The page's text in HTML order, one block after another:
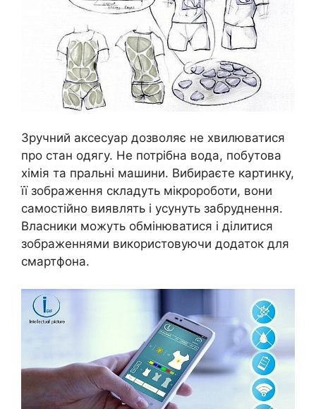
Зручний аксесуар дозволяє не хвилюватися
про стан одягу. Не потрібна вода, побутова
хімія та пральні машини. Вибираєте картинку,
її зображення складуть мікророботи, вони
самостійно виявлять і усунуть забруднення.
Власники можуть обмінюватися і ділитися
зображеннями використовуючи додаток для
смартфона.